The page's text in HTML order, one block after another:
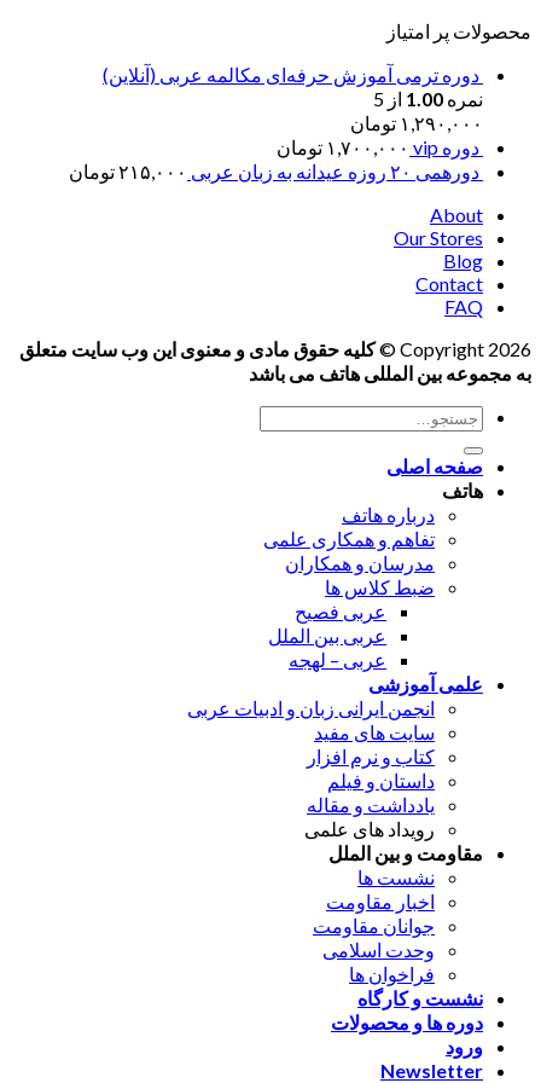
محصولات پر امتیاز
دوره ترمی آموزش حرفه‌ای مکالمه عربی (آنلاین)
نمره 1.00 از 5
۱,۲۹۰,۰۰۰ تومان
دوره vip
۱,۷۰۰,۰۰۰ تومان
دورهمی ۲۰ روزه عیدانه به زبان عربی
۲۱۵,۰۰۰تومان
About
Our Stores
Blog
Contact
FAQ
Copyright 2026 ©
کلیه حقوق مادی و معنوی این وب سایت متعلق
به مجموعه بین المللی هاتف می باشد
جستجو
برای:
صفحه اصلی
هاتف
درباره هاتف
تفاهم و همکاری علمی
مدرسان و همکاران
ضبط کلاس ها
عربی فصیح
عربی بین الملل
عربی – لهجه
علمی آموزشی
انجمن ایرانی زبان و ادبیات عربی
سایت های مفید
کتاب و نرم افزار
داستان و فیلم
یادداشت و مقاله
رویداد های علمی
مقاومت و بین الملل
نشست ها
اخبار مقاومت
جوانان مقاومت
وحدت اسلامی
فراخوان ها
نشست و کارگاه
دوره ها و محصولات
ورود
Newsletter